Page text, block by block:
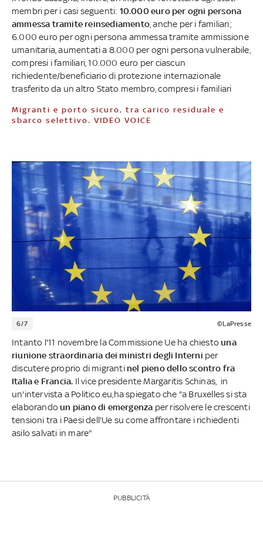
membri per i casi seguenti: 10.000 euro per ogni persona
ammessa tramite reinsediamento , anche per i familiari;
6.000 euro per ogni persona ammessa tramite ammissione
umanitaria, aumentati a 8.000 per ogni persona vulnerabile,
compresi i familiari, 10.000 euro per ciascun
richiedente/beneficiario di protezione internazionale
trasferito da un altro Stato membro, compresi i familiari
Migranti e porto sicuro, tra carico residuale e
sbarco selettivo. VIDEO VOICE
6/7 ©LaPresse
Intanto l'11 novembre la Commissione Ue ha chiestouna
riunione straordinaria dei ministri degli Interni per
discutere proprio di migrantinel pieno dello scontro fra
Italia e Francia. Il vice presidente Margaritis Schinas, in
un'intervista a Politico.eu,ha spiegato che "a Bruxelles si sta
elaborando un piano di emergenza per risolvere le crescenti
tensioni tra i Paesi dell'Ue su come affrontare i richiedenti
asilo salvati in mare"
PUBBLICITÀ